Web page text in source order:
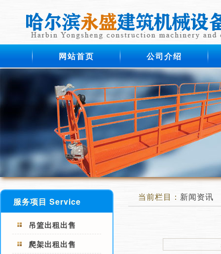
网站首页 公司介绍
服务项目 Service
吊篮出租出售
爬架出租出售
当前栏目： 新闻资讯